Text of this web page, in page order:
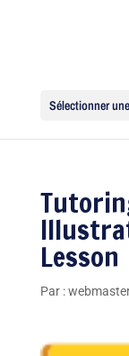
Sélectionner
Lesson
Par :